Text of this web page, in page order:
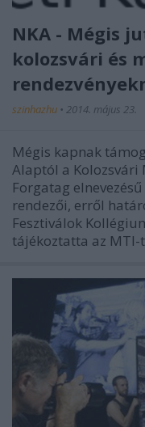
NKA - Mégis
kolozsvári és
szinhazhu • 2014. május 23.
Mégis kapnak
Alaptól a Kolozsvári
Forgatag
rendezői, erről
Fesztiválok
tájékoztatta az MTI-